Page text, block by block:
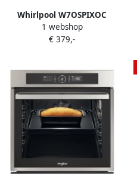
Whirlpool W7OSPIXOC
Inbouwoven 73 Liter Turbo
Hetelucht + Stoomfunctie
Geavanceerd) 60 cm RVS
Zwart
1 webshop
€ 379,-